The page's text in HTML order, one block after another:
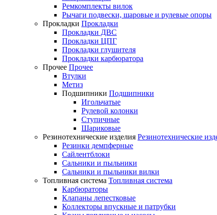
Ремкомплекты вилок
Рычаги подвески, шаровые и рулевые опоры
Прокладки Прокладки
Прокладки ДВС
Прокладки ЦПГ
Прокладки глушителя
Прокладки карбюратора
Прочее Прочее
Втулки
Метиз
Подшипники Подшипники
Игольчатые
Рулевой колонки
Ступичные
Шариковые
Резинотехнические изделия Резинотехнические
Резинки демпферные
Сайлентблоки
Сальники и пыльники
Сальники и пыльники вилки
Топливная система Топливная система
Карбюраторы
Клапаны лепестковые
Коллекторы впускные и патрубки